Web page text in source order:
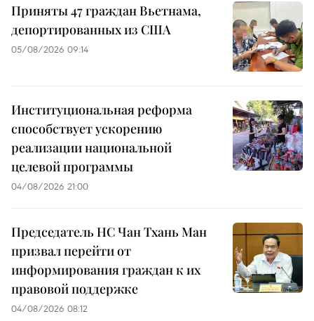
Приняты 47 граждан Вьетнама,
депортированных из США
05/08/2026 09:14
Институциональная реформа
способствует ускорению
реализации национальной
целевой программы
04/08/2026 21:00
Председатель НС Чан Тхань Ман
призвал перейти от
информирования граждан к их
правовой поддержке
04/08/2026 08:12